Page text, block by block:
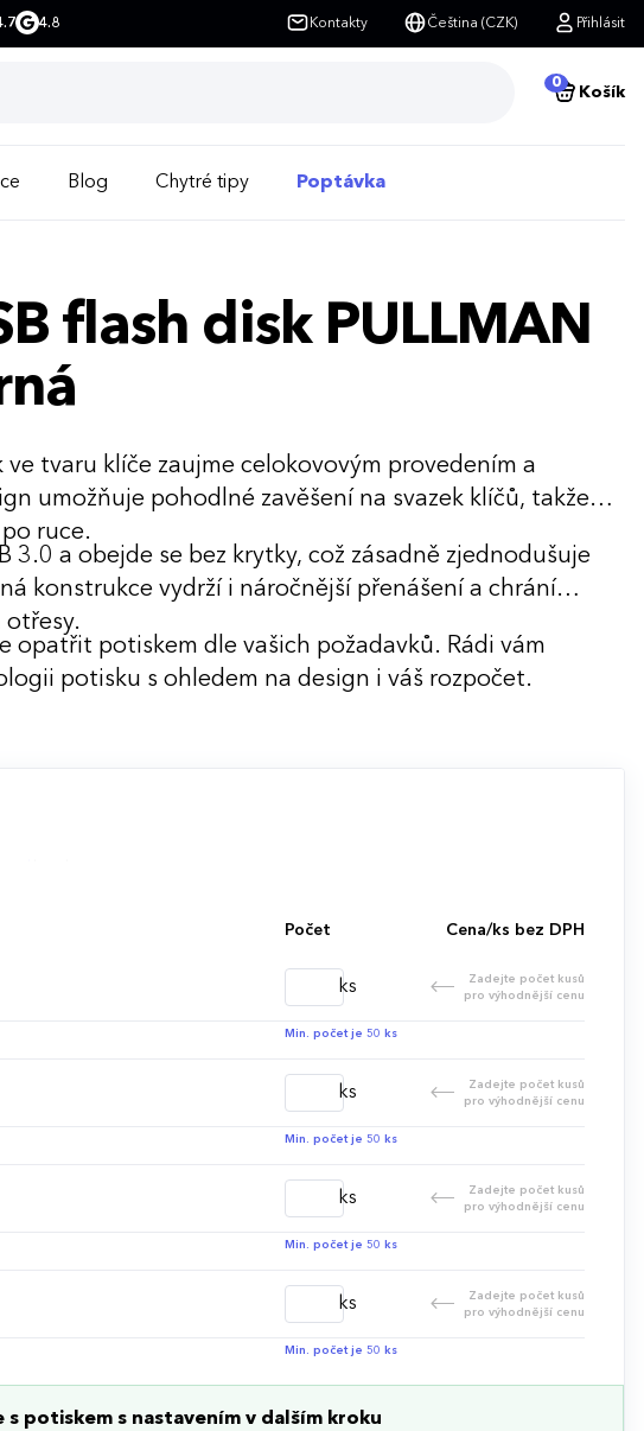
4.8 Kontakty Čeština (CZK) Přihlásit
0
Košík
Blog Chytré tipy Poptávka
flash disk PULLMAN
tvaru klíče zaujme celokovovým provedením a
umožňuje pohodlné zavěšení na svazek klíčů, takže
ruce.
3.0 a obejde se bez krytky, což zásadně zjednodušuje
konstrukce vydrží i náročnější přenášení a chrání
opatřit potiskem dle vašich požadavků. Rádi vám
potisku s ohledem na design i váš rozpočet.
Počet Cena/ks bez DPH
ks
Zadejte počet kusů
pro výhodnější cenu
Min. počet je 50 ks
ks
Zadejte počet kusů
pro výhodnější cenu
Min. počet je 50 ks
ks
Zadejte počet kusů
pro výhodnější cenu
Min. počet je 50 ks
ks
Zadejte počet kusů
pro výhodnější cenu
Min. počet je 50 ks
potiskem s nastavením v dalším kroku